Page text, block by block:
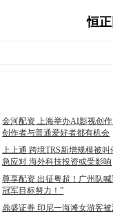
恒
金河配资 上海举办AI影视创
创作者与普通爱好者都有机会
上上通 跨境TRS新增规模被
急应对 海外科技投资或受影响
尊享配资 出征粤超！广州队
冠军目标努力！”
鼎盛证券 印尼一海滩女游客